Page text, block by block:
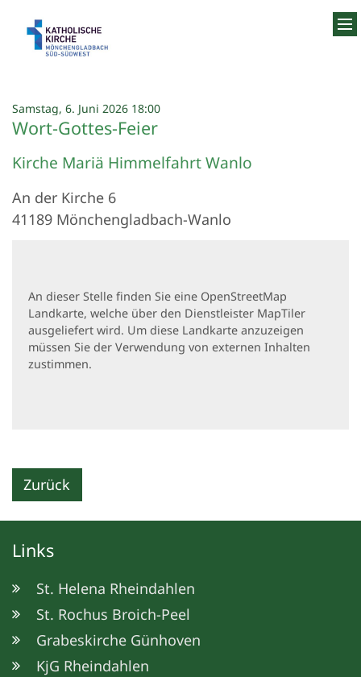
Samstag, 6. Juni 2026 18:00:
Wort-Gottes-Feier
Kirche Mariä Himmelfahrt Wanlo
An der Kirche 6
41189 Mönchengladbach-Wanlo
An dieser Stelle finden Sie eine OpenStreetMap
Landkarte, welche über den Dienstleister MapTiler
ausgeliefert wird. Um diese Landkarte anzuzeigen
müssen Sie der Verwendung von externen Inhalten
zustimmen.
Zurück
Links
St. Helena Rheindahlen
St. Rochus Broich-Peel
Grabeskirche Günhoven
KjG Rheindahlen